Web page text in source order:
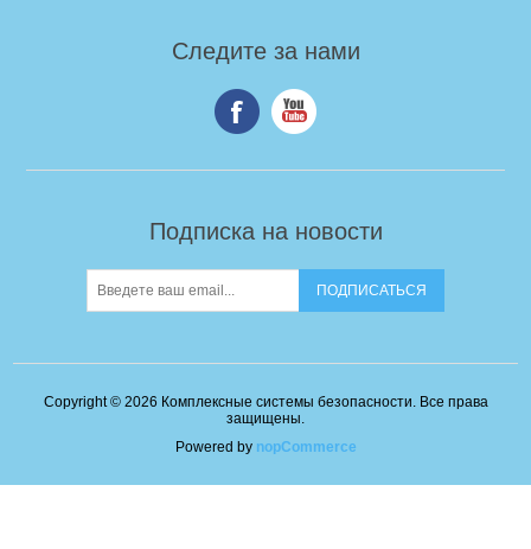
Следите за нами
Подписка на новости
Copyright © 2026 Комплексные системы безопасности. Все права
защищены.
Powered by nopCommerce